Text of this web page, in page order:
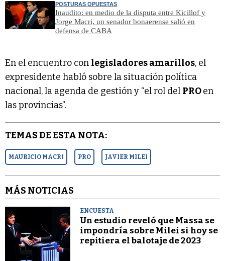
POSTURAS OPUESTAS
Inaudito: en medio de la disputa entre Kicillof y
Jorge Macri, un senador bonaerense salió en
defensa de CABA
En el encuentro con legisladores amarillos, el
expresidente habló sobre la situación política
nacional, la agenda de gestión y “el rol del PROen
las provincias”.
TEMAS DE ESTA NOTA:
MAURICIO MACRI PRO JAVIER MILEI
MÁS NOTICIAS
ENCUESTA
Un estudio reveló que Massa se
impondría sobre Milei si hoy se
repitiera el balotaje de 2023